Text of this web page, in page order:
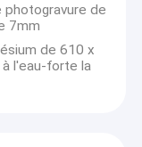
de
7mm
de 610 x
l'eau-forte la